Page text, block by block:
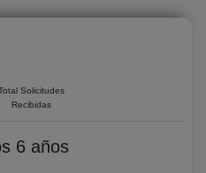
Solicitudes
Recibidas
6 años